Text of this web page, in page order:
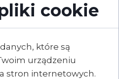
5. i 6.
cookie
które są
urządzeniu
stron internetowych.